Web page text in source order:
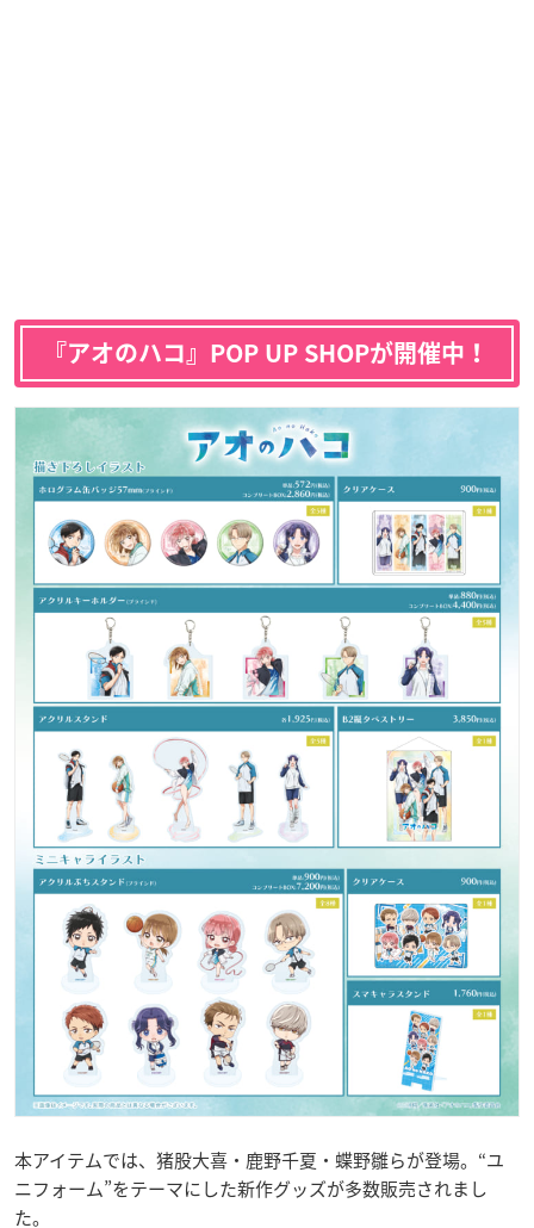
『アオのハコ』POP UP SHOPが開催中！
本アイテムでは、猪股大喜・鹿野千夏・蝶野雛らが登場。“ユ
ニフォーム”をテーマにした新作グッズが多数販売されまし
た。